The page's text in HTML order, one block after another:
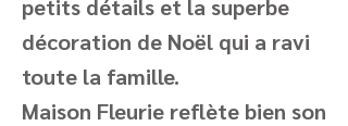
petits détails et la superbe
décoration de Noël qui a ravi
toute la famille.
Maison Fleurie reflète bien son